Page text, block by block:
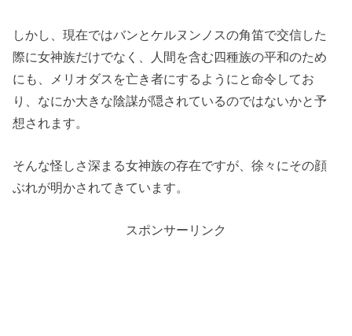
しかし、現在ではバンとケルヌンノスの角笛で交信した
際に女神族だけでなく、人間を含む四種族の平和のため
にも、メリオダスを亡き者にするようにと命令してお
り、なにか大きな陰謀が隠されているのではないかと予
想されます。
そんな怪しさ深まる女神族の存在ですが、徐々にその顔
ぶれが明かされてきています。
スポンサーリンク